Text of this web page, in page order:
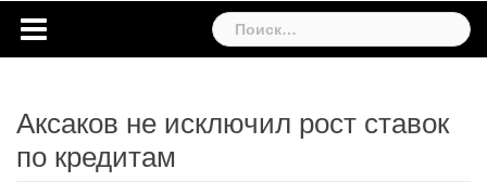
Найти:
Аксаков не исключил рост ставок
по кредитам